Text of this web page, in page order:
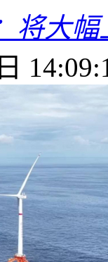
将大